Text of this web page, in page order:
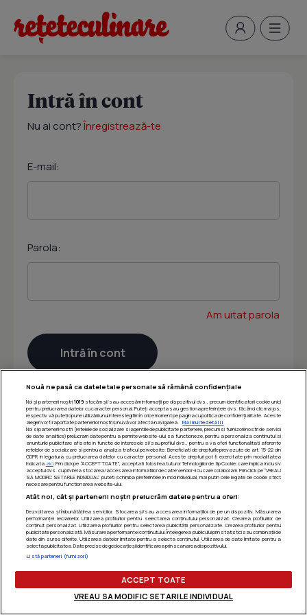
Intră în cont
Nu ai cont?Înregistrează-te
E-mail:
Parola:
Am uitat parola
Nouă ne pasă ca datele tale personale să rămână confidențiale
Noi și partenerii noștri 1019stocăm și/sau accesăm informații pe dispozitivul dvs., precum identificatorii cookie unici
pentru prelucrarea datelor cu caracter personal. Puteți accepta sau gestiona preferințele dvs. făcând clic mai jos,
respectiv vă puteți opune utilizării unui interes legitim în orice moment pe pagina cu politica de confidențialitate. Aceste
alegeri vor fi raportate partenerilor noștri și nu vă vor afecta navigarea.
Mai multe detalii
Noi si partenerii nostri (retelele de socializare si agentiile de publicitate partenere, precum si furnizorii nostri de servicii
de date analitice) prelucram date pentru a permite website-ului sa functioneze, pentru a personaliza continutul si
anunturile publicitare afisate in functie de interesele si/sau profilul dvs., pentru a va oferi functionalitati aferente
retelelor de socializare si pentru a analiza traficul pe website. Beneficiati de drepturile prevazute de art. 15-22 din
GDPR in legatura cu prelucrarea datelor cu caracter personal. Aceste drepturi pot fi exercitate prin modalitatea
indicata aici. Prin click pe “ACCEPT TOATE”, acceptati folosirea tuturor Tehnologiilor de tip Cookie, care implica inclusiv
acceptul dvs. cu privire la stocarea/accesarea informatiilor de catre Vendor-ii cu care colaboram. Prin click pe “VREAU
SA MODIFIC SETARILE INDIVIDUAL” puteti schimba preferintele in mod individual, mai putin cele legate de cookie strict
necesare pentru functionarea website-ului.
Atât noi, cât și partenerii noștri prelucrăm datele pentru a oferi:
Dezvoltarea și îmbunătățirea serviciilor. Stocarea și/sau accesarea informațiilor de pe un dispozitiv. Măsurarea
performanței reclamelor. Utilizarea profilurilor pentru selectarea conținutului personalizat. Crearea profilurilor de
conținut personalizat. Utilizarea profilurilor pentru selectarea publicității personalizate. Crearea profilurilor pentru
publicitate personalizată. Măsurarea performanței conținutului. Înțelegerea publicului prin statistici sau combinații de
date din surse diferite. Utilizarea datelor limitate pentru a selecta conținutul. Utilizarea de date limitate pentru a
selecta publicitatea. Date precise de geolocație și identificarea prin scanarea dispozitivului.
Listă parteneri (furnizori)
ACCEPT TOATE
VREAU SA MODIFIC SETARILE INDIVIDUAL